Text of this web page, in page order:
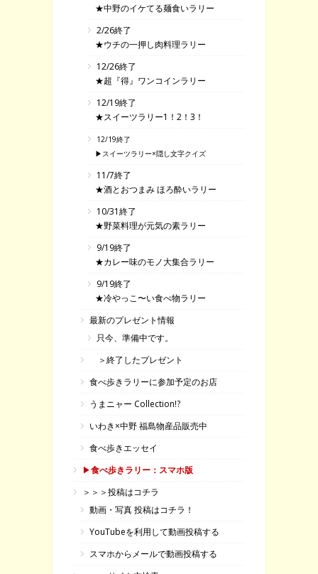
★中野のイケてる麺食いラリー
2/26終了
★ウチの一押し肉料理ラリー
12/26終了
★超『得』ワンコインラリー
12/19終了
★スイーツラリー1！2！3！
12/19終了
▶スイーツラリー×隠し文字クイズ
11/7終了
★酒とおつまみ ほろ酔いラリー
10/31終了
★野菜料理が元気の素ラリー
9/19終了
★カレー味のモノ大集合ラリー
9/19終了
★冷やっこ〜い食べ物ラリー
最新のプレゼント情報
只今、準備中です。
＞終了したプレゼント
食べ歩きラリーに参加予定のお店
うまニャー Collection!?
いわき×中野 福島物産品販売中
食べ歩きエッセイ
▶食べ歩きラリー：スマホ版
＞＞＞投稿はコチラ
動画・写真 投稿はコチラ！
YouTubeを利用して動画投稿する
スマホからメールで動画投稿する